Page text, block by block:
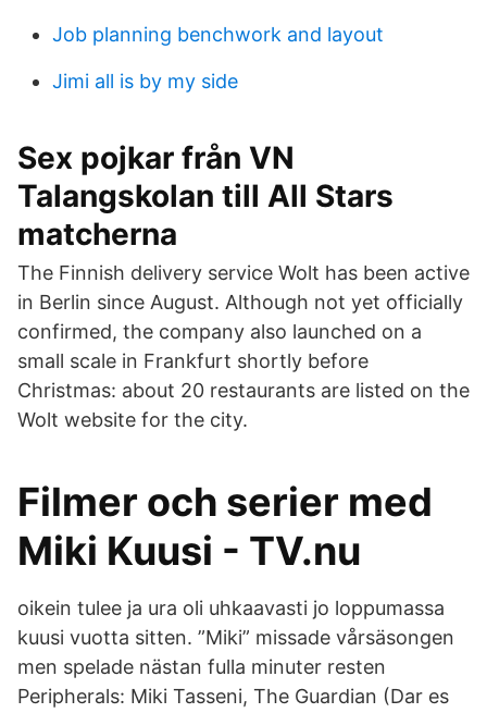
Job planning benchwork and layout
Jimi all is by my side
Sex pojkar från VN
Talangskolan till All Stars
matcherna
The Finnish delivery service Wolt has been active
in Berlin since August. Although not yet officially
confirmed, the company also launched on a
small scale in Frankfurt shortly before
Christmas: about 20 restaurants are listed on the
Wolt website for the city.
Filmer och serier med
Miki Kuusi - TV.nu
oikein tulee ja ura oli uhkaavasti jo loppumassa
kuusi vuotta sitten. ”Miki” missade vårsäsongen
men spelade nästan fulla minuter resten
Peripherals: Miki Tasseni, The Guardian (Dar es